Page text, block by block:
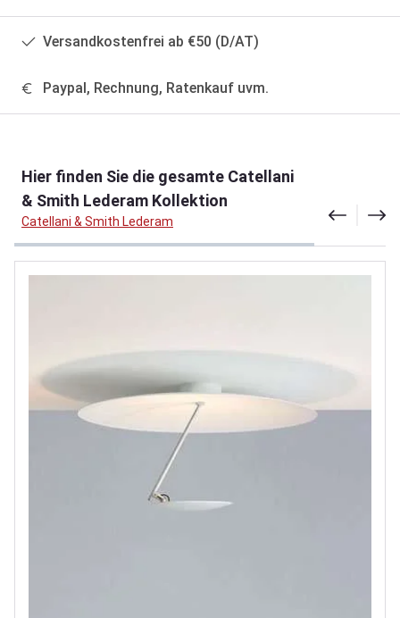
Versandkostenfrei ab €50 (D/AT)
Paypal, Rechnung, Ratenkauf uvm.
Hier finden Sie die gesamte Catellani
& Smith Lederam Kollektion
Catellani & Smith Lederam